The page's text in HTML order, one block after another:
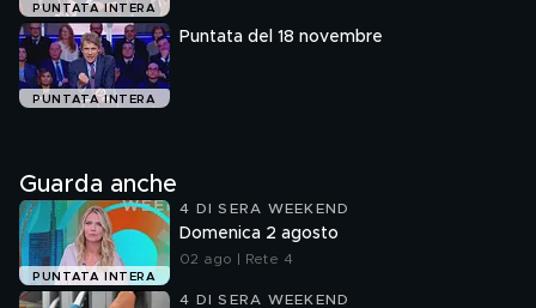
PUNTATA INTERA
PUNTATA INTERA
Puntata del 18 novembre
Guarda anche
PUNTATA INTERA
4 DI SERA WEEKEND
Domenica 2 agosto
02 ago | Rete 4
4 DI SERA WEEKEND